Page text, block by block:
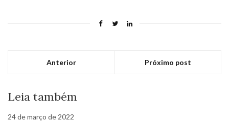
Anterior Próximo post
Leia também
24 de março de 2022